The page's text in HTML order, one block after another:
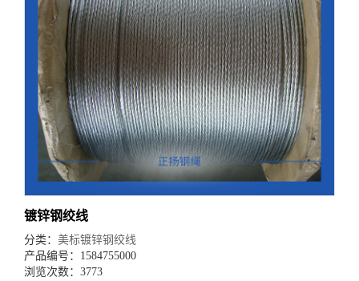
镀锌钢绞线
分类： 美标镀锌钢绞线
产品编号：1584755000
浏览次数：3773